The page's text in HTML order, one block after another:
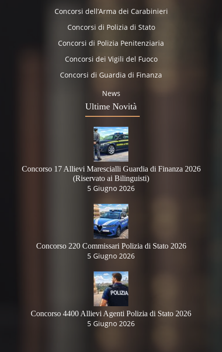
Concorsi dell’Arma dei Carabinieri
Concorsi di Polizia di Stato
Concorsi di Polizia Penitenziaria
Concorsi dei Vigili del Fuoco
Concorsi di Guardia di Finanza
News
Ultime Novità
Concorso 17 Allievi Marescialli Guardia di Finanza 2026
(Riservato ai Bilinguisti)
5 Giugno 2026
Concorso 220 Commissari Polizia di Stato 2026
5 Giugno 2026
Concorso 4400 Allievi Agenti Polizia di Stato 2026
5 Giugno 2026